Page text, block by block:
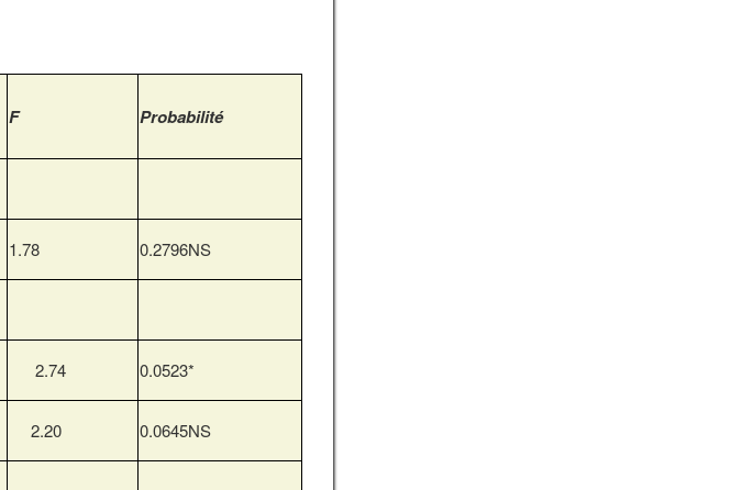
F Probabilité
1.78 0.2796NS
2.74 0.0523*
2.20 0.0645NS